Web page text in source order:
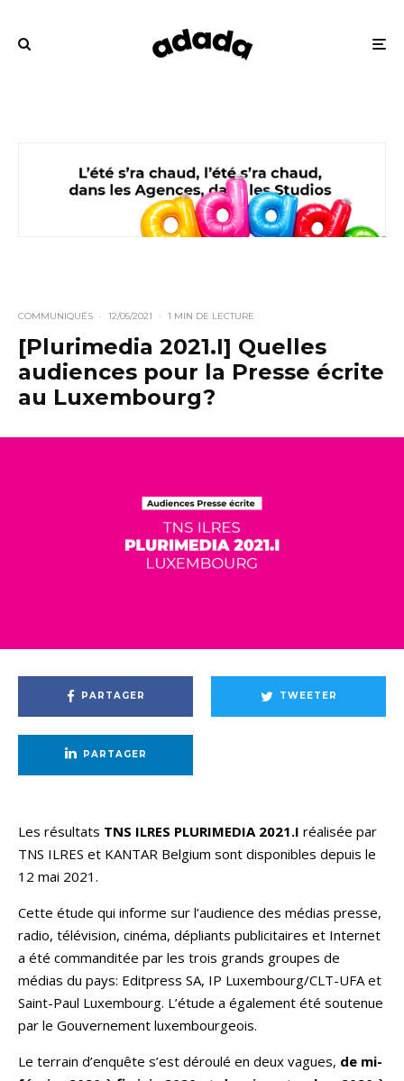
COMMUNIQUÉS · 12/05/2021 · 1 MIN DE LECTURE
[Plurimedia 2021.I] Quelles
audiences pour la Presse écrite
au Luxembourg?
PARTAGER TWEETER
PARTAGER
Les résultats TNS ILRES PLURIMEDIA 2021.I réalisée par
TNS ILRES et KANTAR Belgium sont disponibles depuis le
12 mai 2021.
Cette étude qui informe sur l’audience des médias presse,
radio, télévision, cinéma, dépliants publicitaires et Internet
a été commanditée par les trois grands groupes de
médias du pays: Editpress SA, IP Luxembourg/CLT-UFA et
Saint-Paul Luxembourg. L’étude a également été soutenue
par le Gouvernement luxembourgeois.
Le terrain d’enquête s’est déroulé en deux vagues, de mi-